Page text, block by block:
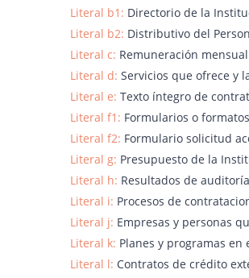
Literal b1: Directorio de la
Literal b2: Distributivo del
Literal c: Remuneración
Literal d: Servicios que ofrece y
Literal e: Texto íntegro de
Literal f1: Formularios o
Literal f2: Formulario solicitud
Literal g: Presupuesto de la
Literal h: Resultados de
Literal i: Procesos de
Literal j: Empresas y personas
Literal k: Planes y programas en
Literal l: Contratos de crédito